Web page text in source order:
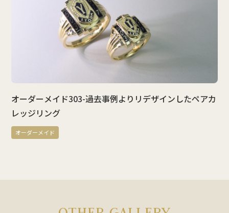
オーダーメイド303-過去事例よりリデザインしたペアカ
レッジリング
オーダーメイド